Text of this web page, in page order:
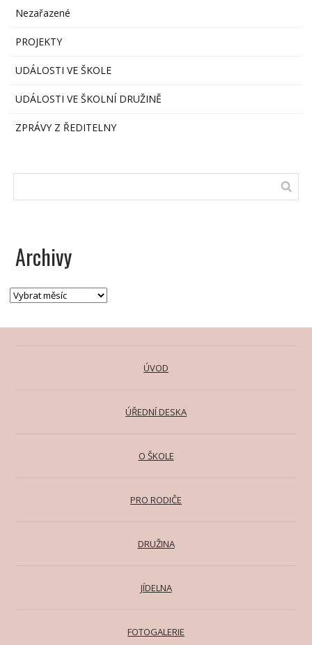
Nezařazené
PROJEKTY
UDÁLOSTI VE ŠKOLE
UDÁLOSTI VE ŠKOLNÍ DRUŽINĚ
ZPRÁVY Z ŘEDITELNY
Archivy
ÚVOD
ÚŘEDNÍ DESKA
O ŠKOLE
PRO RODIČE
DRUŽINA
JÍDELNA
FOTOGALERIE